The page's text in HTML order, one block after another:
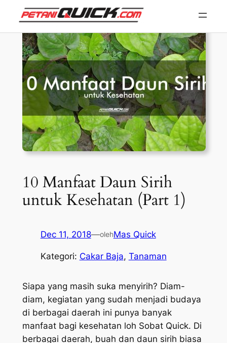
content
10 Manfaat Daun Sirih
untuk Kesehatan (Part 1)
Dec 11, 2018—olehMas Quick
Kategori: Cakar Baja, Tanaman
Siapa yang masih suka menyirih? Diam-
diam, kegiatan yang sudah menjadi budaya
di berbagai daerah ini punya banyak
manfaat bagi kesehatan loh Sobat Quick. Di
berbagai daerah, buah dan daun sirih biasa